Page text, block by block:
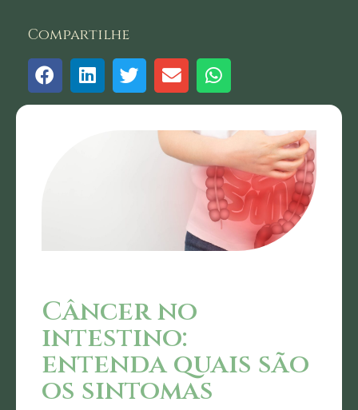
Câncer no
intestino:
entenda quais são
os sintomas
Compartilhe